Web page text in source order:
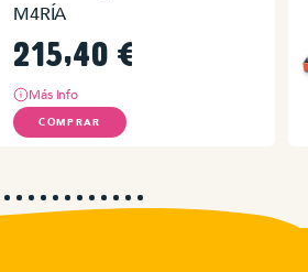
M4RÍA
215,40 €
Más Info
COMPRAR